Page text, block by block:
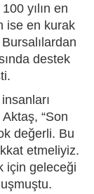
yılın en
ise en kurak
destek
“Son
değerli. Bu
etmeliyiz.
için geleceği